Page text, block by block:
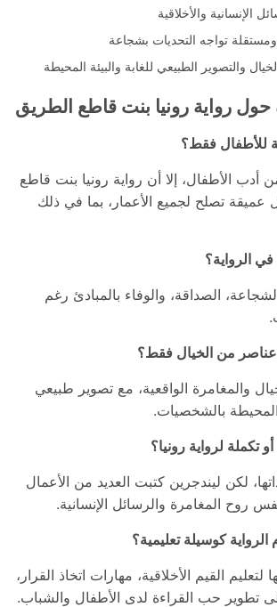
الإنسانية والأخلاقية
تواجه التحديات بشجاعة
والتصوير الطبيعي للغابة والبيئة المحيطة
حول رواية رونيا بنت قاطع الطريق
للأطفال فقط؟
الأطفال، إلا أن رواية رونيا بنت قاطع
تصلح لجميع الأعمار، بما في ذلك
الرواية؟
الصداقة، والوفاء بالمبادئ رغم
من الخيال فقط؟
والمغامرة الواقعية، مع تصوير طبيعي
المحيطة بالشخصيات.
تكملة لرواية رونيا؟
لكن ليندجرين كتبت العديد من الأعمال
روح المغامرة والرسائل الإنسانية.
كوسيلة تعليمية؟
القيم الأخلاقية، مهارات اتخاذ القرار،
تطوير حب القراءة لدى الأطفال والشباب.